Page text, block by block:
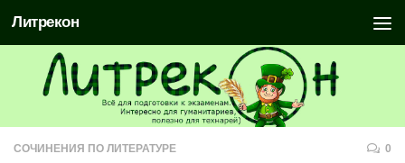
Литрекон
СОЧИНЕНИЯ ПО ЛИТЕРАТУРЕ 0